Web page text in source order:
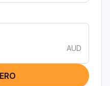
AUD